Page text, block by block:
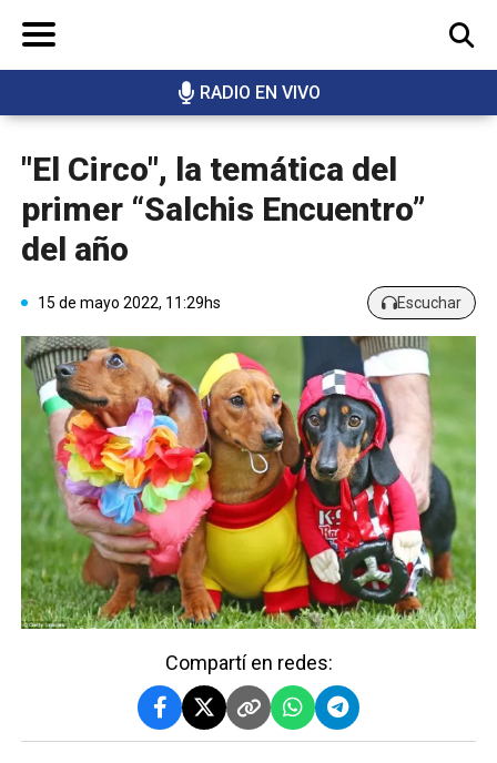
RADIO EN VIVO
BUSCAR
"El Circo", la temática del
primer “Salchis Encuentro”
del año
15 de mayo 2022, 11:29hs Escuchar
Compartí en redes: